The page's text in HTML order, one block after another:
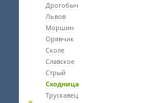
Дрогобыч
Львов
Моршин
Орявчик
Сколе
Славское
Стрый
Сходница
Трускавец